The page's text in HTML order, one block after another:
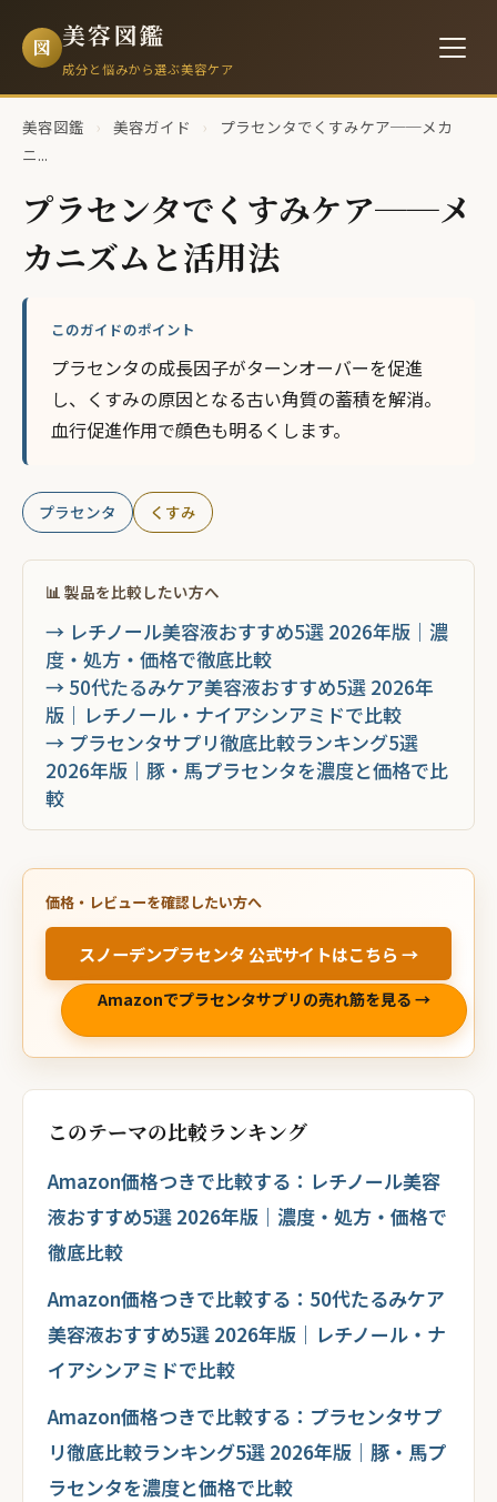
図 美容図鑑
成分と悩みから選ぶ美容ケア
美容図鑑 › 美容ガイド ›
プラセンタでくすみケア──メカ
ニ...
プラセンタでくすみケア──メ
カニズムと活用法
このガイドのポイント
プラセンタの成長因子がターンオーバーを促進
し、くすみの原因となる古い角質の蓄積を解消。
血行促進作用で顔色も明るくします。
プラセンタ くすみ
📊 製品を比較したい方へ
→ レチノール美容液おすすめ5選 2026年版｜濃
度・処方・価格で徹底比較
→ 50代たるみケア美容液おすすめ5選 2026年
版｜レチノール・ナイアシンアミドで比較
→ プラセンタサプリ徹底比較ランキング5選
2026年版｜豚・馬プラセンタを濃度と価格で比
較
価格・レビューを確認したい方へ
スノーデンプラセンタ 公式サイトはこちら →
Amazonでプラセンタサプリの売れ筋を見る →
このテーマの比較ランキング
Amazon価格つきで比較する：レチノール美容
液おすすめ5選 2026年版｜濃度・処方・価格で
徹底比較
Amazon価格つきで比較する：50代たるみケア
美容液おすすめ5選 2026年版｜レチノール・ナ
イアシンアミドで比較
Amazon価格つきで比較する：プラセンタサプ
リ徹底比較ランキング5選 2026年版｜豚・馬プ
ラセンタを濃度と価格で比較